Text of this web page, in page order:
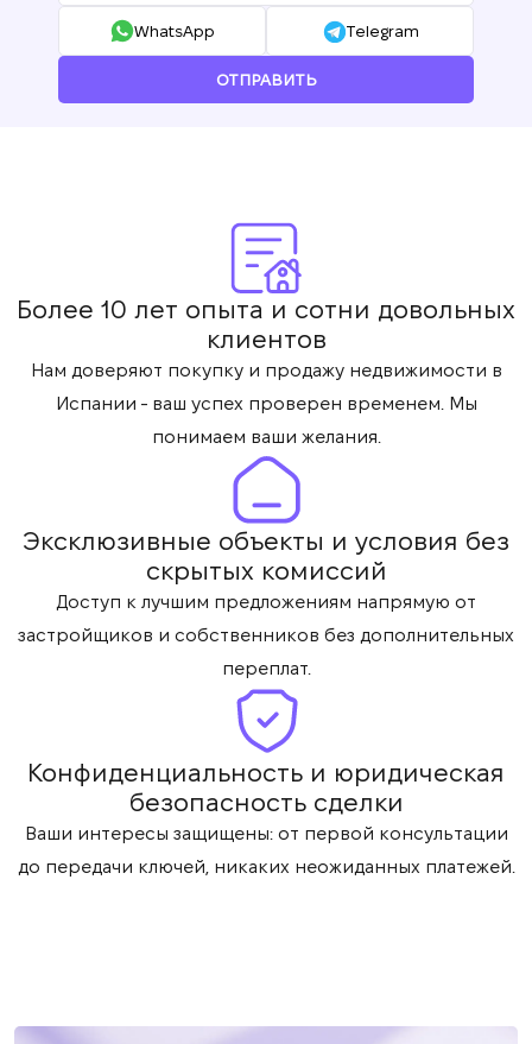
WhatsApp Telegram
ОТПРАВИТЬ
Более 10 лет опыта и сотни довольных
клиентов
Нам доверяют покупку и продажу недвижимости в
Испании - ваш успех проверен временем. Мы
понимаем ваши желания.
Эксклюзивные объекты и условия без
скрытых комиссий
Доступ к лучшим предложениям напрямую от
застройщиков и собственников без дополнительных
переплат.
Конфиденциальность и юридическая
безопасность сделки
Ваши интересы защищены: от первой консультации
до передачи ключей, никаких неожиданных платежей.
Мы получили Ваш
запрос и ответим в
ближайшее время.
Подписка на обновления успешно
оформлена.